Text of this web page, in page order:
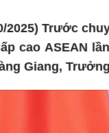
2025) Trước
cao ASEAN
Giang,